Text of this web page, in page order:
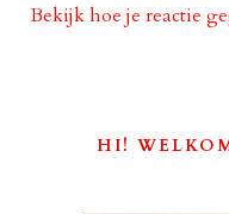
Bekijk hoe je reactie
HI!